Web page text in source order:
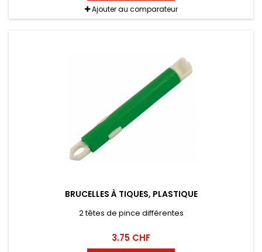
Ajouter au comparateur
BRUCELLES À TIQUES, PLASTIQUE
2 têtes de pince différentes
3.75 CHF